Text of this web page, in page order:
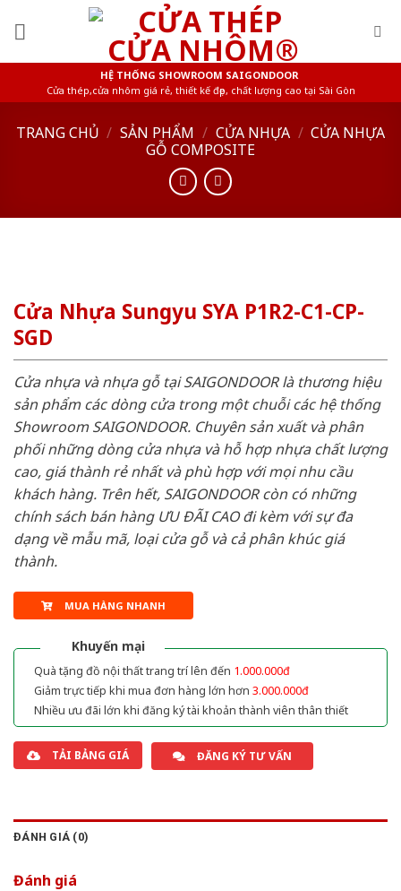
HỆ THỐNG SHOWROOM SAIGONDOOR
Cửa thép,cửa nhôm giá rẻ, thiết kế đẹp, chất lượng cao tại Sài Gòn
TRANG CHỦ / SẢN PHẨM / CỬA NHỰA / CỬA NHỰA
GỖ COMPOSITE
Cửa Nhựa Sungyu SYA P1R2-C1-CP-
SGD
Cửa nhựa và nhựa gỗ tại SAIGONDOOR là thương hiệu
sản phẩm các dòng cửa trong một chuỗi các hệ thống
Showroom SAIGONDOOR. Chuyên sản xuất và phân
phối những dòng cửa nhựa và hỗ hợp nhựa chất lượng
cao, giá thành rẻ nhất và phù hợp với mọi nhu cầu
khách hàng. Trên hết, SAIGONDOOR còn có những
chính sách bán hàng ƯU ĐÃI CAO đi kèm với sự đa
dạng về mẫu mã, loại cửa gỗ và cả phân khúc giá
thành.
MUA HÀNG NHANH
Khuyến mại
Quà tặng đồ nội thất trang trí lên đến 1.000.000đ
Giảm trực tiếp khi mua đơn hàng lớn hơn 3.000.000đ
Nhiều ưu đãi lớn khi đăng ký tài khoản thành viên thân thiết
TẢI BẢNG GIÁ ĐĂNG KÝ TƯ VẤN
ĐÁNH GIÁ (0)
Đánh giá